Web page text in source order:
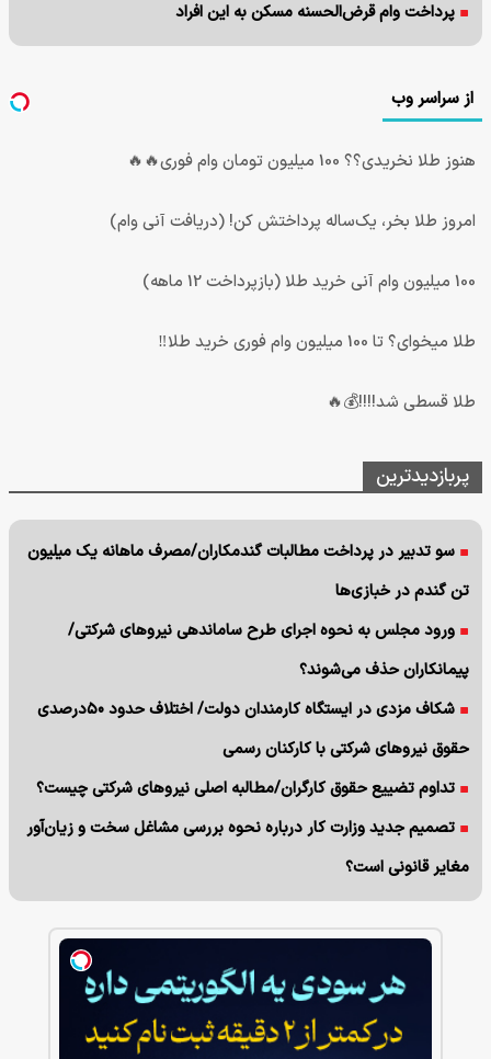
پرداخت وام قرض‌الحسنه مسکن به این افراد
از سراسر وب
هنوز طلا نخریدی؟؟ 100 میلیون تومان وام فوری🔥🔥
امروز طلا بخر، یک‌ساله پرداختش کن! (دریافت آنی وام)
100 میلیون وام آنی خرید طلا (بازپرداخت 12 ماهه)
طلا میخوای؟ تا 100 میلیون وام فوری خرید طلا‼️
طلا قسطی شد!!!!💰🔥
پربازدیدترین
سو تدبیر در پرداخت مطالبات گندمکاران/مصرف ماهانه یک میلیون
تن گندم در خبازی‌ها
ورود مجلس به نحوه اجرای طرح ساماندهی نیروهای شرکتی/
پیمانکاران حذف می‌شوند؟
شکاف مزدی در ایستگاه کارمندان دولت/ اختلاف حدود ۵۰درصدی
حقوق نیروهای شرکتی با کارکنان رسمی
تداوم تضییع حقوق کارگران/مطالبه اصلی نیروهای شرکتی چیست؟
تصمیم جدید وزارت کار درباره نحوه بررسی مشاغل سخت و زیان‌آور
مغایر قانونی است؟